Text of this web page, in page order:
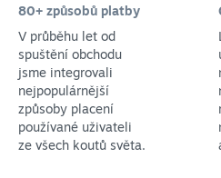
80+ způsobů platby
V průběhu let od
spuštění obchodu
jsme integrovali
nejpopulárnější
způsoby placení
používané uživateli
ze všech koutů světa.